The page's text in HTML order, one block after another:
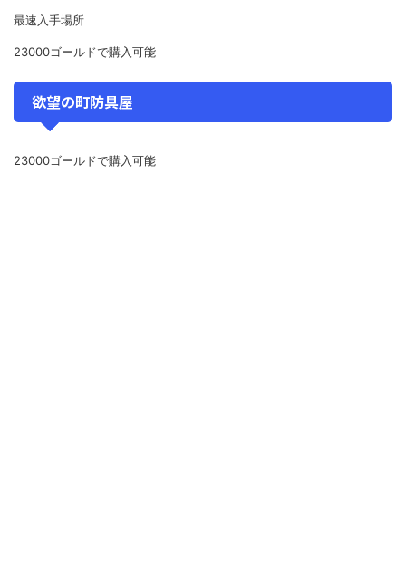
最速入手場所
23000ゴールドで購入可能
欲望の町防具屋
23000ゴールドで購入可能